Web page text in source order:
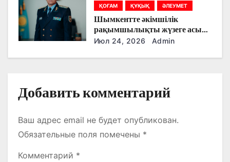
я
м
ҚОҒАМ ҚҰҚЫҚ ӘЛЕУМЕТ
Шымкентте әкімшілік
рақымшылықты жүзеге асыру
қорытындылары шығарылды
Июл 24, 2026 Admin
Добавить комментарий
Ваш адрес email не будет опубликован.
Обязательные поля помечены *
Комментарий *